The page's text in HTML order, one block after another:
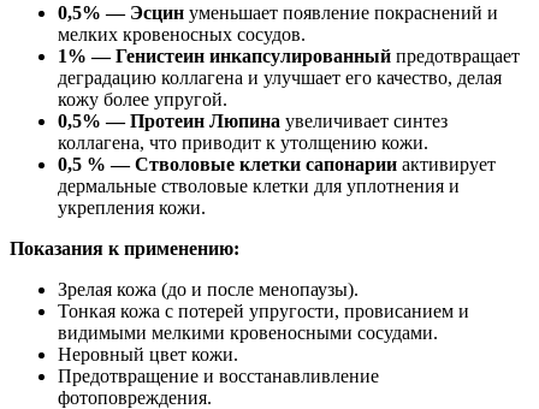
0,5% — Эсцин уменьшает появление покраснений и
мелких кровеносных сосудов.
1% — Генистеин инкапсулированный предотвращает
деградацию коллагена и улучшает его качество, делая
кожу более упругой.
0,5% — Протеин Люпина увеличивает синтез
коллагена, что приводит к утолщению кожи.
0,5 % — Стволовые клетки сапонарии активирует
дермальные стволовые клетки для уплотнения и
укрепления кожи.
Показания к применению:
Зрелая кожа (до и после менопаузы).
Тонкая кожа с потерей упругости, провисанием и
видимыми мелкими кровеносными сосудами.
Неровный цвет кожи.
Предотвращение и восстанавливление
фотоповреждения.